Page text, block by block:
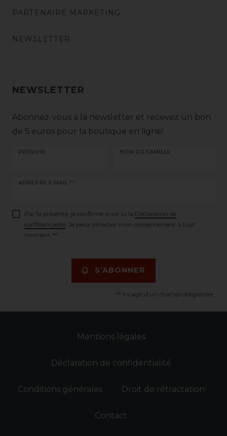
PARTENAIRE MARKETING
NEWSLETTER
NEWSLETTER
Abonnez-vous à la newsletter et recevez un bon
de 5 euros pour la boutique en ligne!
PRÉNOM NOM DE FAMILLE
ADRESSE E-MAIL **
Ceres::Template.newsletterHoneypotLabel
Par la présente, je confirme avoir lu la Déclaration de
confidentialité . Je peux rétracter mon consentement à tout
moment.**
S’ABONNER
** Il s’agit d’un champ obligatoire.
Mentions légales
Déclaration de confidentialité
Conditions générales Droit de rétractation
Contact